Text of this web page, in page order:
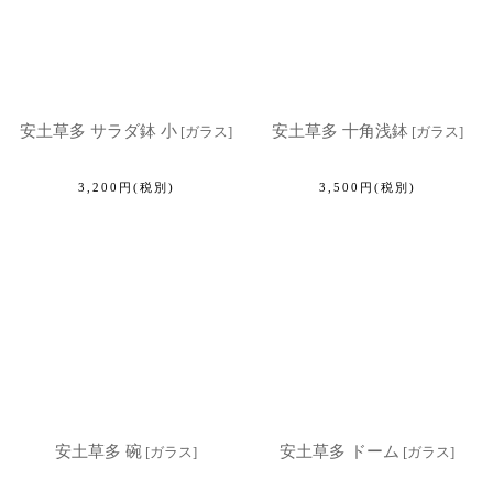
安土草多 サラダ鉢 小 [ガラス]
3,200 円 (税別)
安土草多 十角浅鉢 [ガラス]
3,500 円 (税別)
安土草多 碗 [ガラス] 安土草多 ドーム [ガラス]